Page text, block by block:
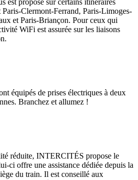
est proposé sur certains itinéraires
Clermont-Ferrand, Paris-Limoges-
et Paris-Briançon. Pour ceux qui
WiFi est assurée sur les liaisons
équipés de prises électriques à deux
Branchez et allumez !
réduite, INTERCITÉS propose le
ci offre une assistance dédiée depuis la
du train. Il est conseillé aux